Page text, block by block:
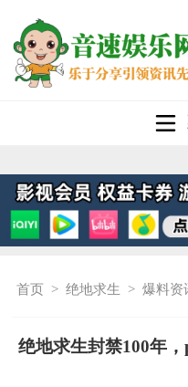
首页 >绝地求生 >爆料资
绝地求生封禁100年